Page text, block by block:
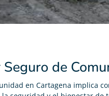
de
en Cartagena implica